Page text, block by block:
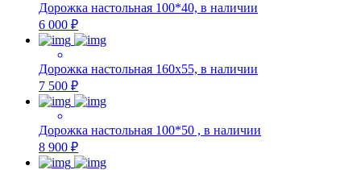
Дорожка настольная 100*40, в наличии
6 000 ₽
Дорожка настольная 160х55, в наличии
7 500 ₽
Дорожка настольная 100*50 , в наличии
8 900 ₽